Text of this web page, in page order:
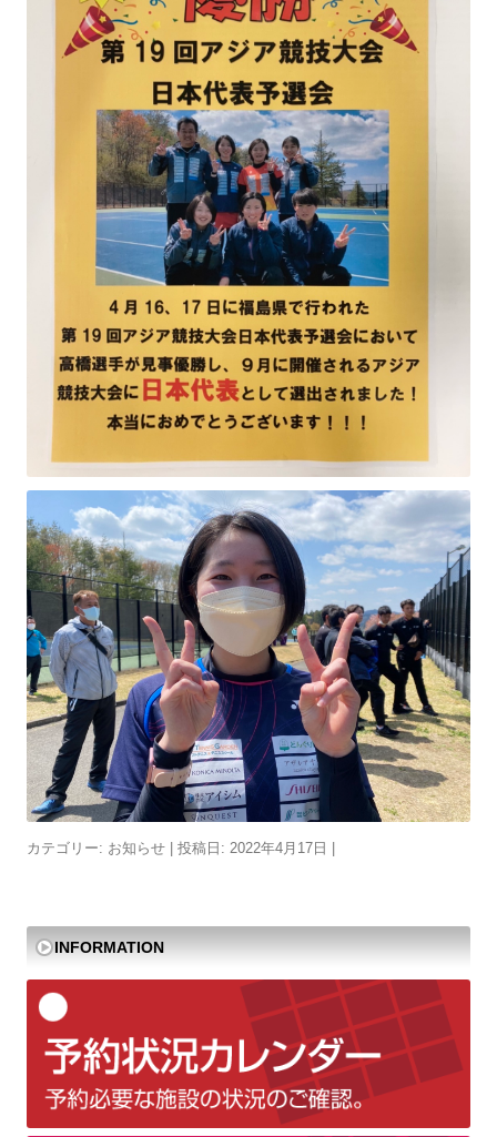
カテゴリー: お知らせ | 投稿日: 2022年4月17日
INFORMATION